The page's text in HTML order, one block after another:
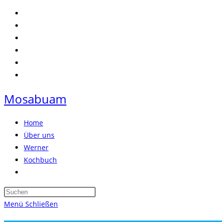
Zum
Inhalt
springen
Mosabuam
Home
Über uns
Werner
Kochbuch
umschalten
Press
Menü Schließen